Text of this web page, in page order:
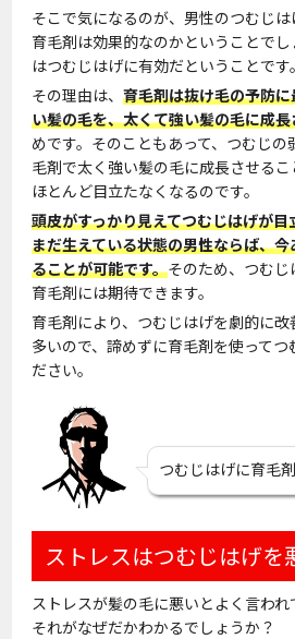
そこで気になるのが、男性のつむじは
育毛剤は効果的なのかということで
はつむじはげに有効だということです。
その理由は、育毛剤は抜け毛の予防
い髪の毛を、太くて強い髪の毛に成
めです。そのこともあって、つむじ
毛剤で太く強い髪の毛に成長させる
ほとんど目立たなくなるのです。
頭皮がすっかり見えてつむじはげが
まだ生えている状態の男性ならば、
ることが可能です。そのため、つむ
育毛剤には期待できます。
育毛剤により、つむじはげを劇的に
多いので、諦めずに育毛剤を使ってつ
ださい。
つむじはげに育毛
ストレスはつむじはげを
ストレスが髪の毛に悪いとよく言わ
それがなぜだかわかるでしょうか？